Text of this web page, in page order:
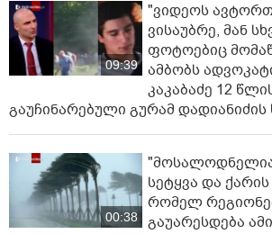
09:39
"ვიდეოს
ვისაუბრე, მან
ფოტოებიც
ამბობს
კაკაბაძე 12
გაუჩინარებული გურამ დადიანიძის
00:38
"მოსალოდნელია
სე­ტყვა და
რომელ
გაუარესდება